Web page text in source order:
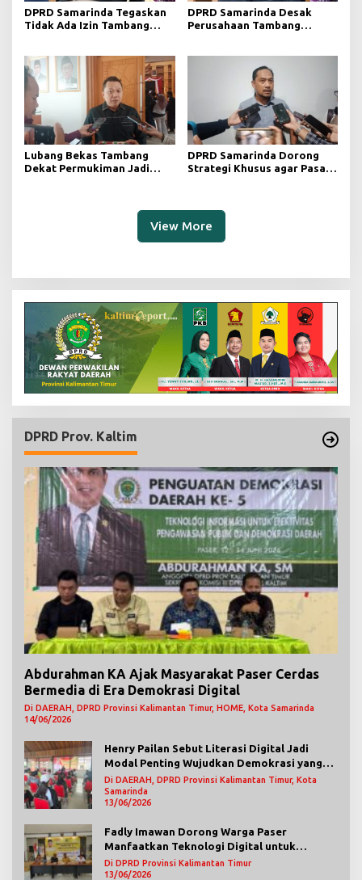
DPRD Samarinda Tegaskan
Tidak Ada Izin Tambang
DPRD Samarinda Desak
Perusahaan Tambang
Lubang Bekas Tambang
Dekat Permukiman Jadi
DPRD Samarinda Dorong
Strategi Khusus agar Pasar
View More
DPRD Prov. Kaltim
Abdurahman KA Ajak Masyarakat Paser Cerdas
Bermedia di Era Demokrasi Digital
Di DAERAH, DPRD Provinsi Kalimantan Timur, HOME, Kota Samarinda
14/06/2026
Henry Pailan Sebut Literasi Digital Jadi
Modal Penting Wujudkan Demokrasi yang
Lebih Terbuka
Di DAERAH, DPRD Provinsi Kalimantan Timur, Kota
Samarinda
13/06/2026
Fadly Imawan Dorong Warga Paser
Manfaatkan Teknologi Digital untuk
Mengawasi Jalannya Pemerintahan
Di DPRD Provinsi Kalimantan Timur
13/06/2026